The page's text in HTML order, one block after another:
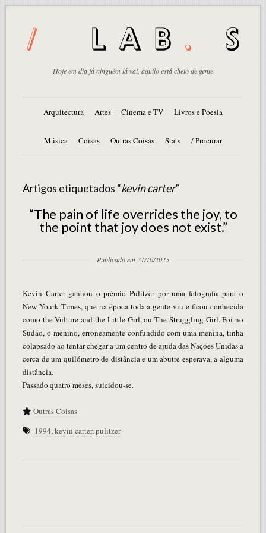
Hoje em dia já ninguém lá vai, aquilo está cheio de gente
Arquitectura Artes Cinema e TV Livros e Poesia
Música Coisas Outras Coisas Stats / Procurar
Artigos etiquetados “kevin carter”
“The pain of life overrides the joy, to
the point that joy does not exist.”
Publicado em 21/10/2025
Kevin Carter ganhou o prémio Pulitzer por uma fotografia para o
New Yourk Times, que na época toda a gente viu e ficou conhecida
como the Vulture and the Little Girl, ou The Struggling Girl. Foi no
Sudão, o menino, erroneamente confundido com uma menina, tinha
colapsado ao tentar chegar a um centro de ajuda das Nações Unidas a
cerca de um quilómetro de distância e um abutre esperava, a alguma
distância.
Passado quatro meses, suicidou-se.
Outras Coisas
1994,kevin carter,pulitzer